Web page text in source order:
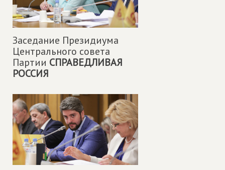
Заседание Президиума
Центрального совета
Партии СПРАВЕДЛИВАЯ
РОССИЯ